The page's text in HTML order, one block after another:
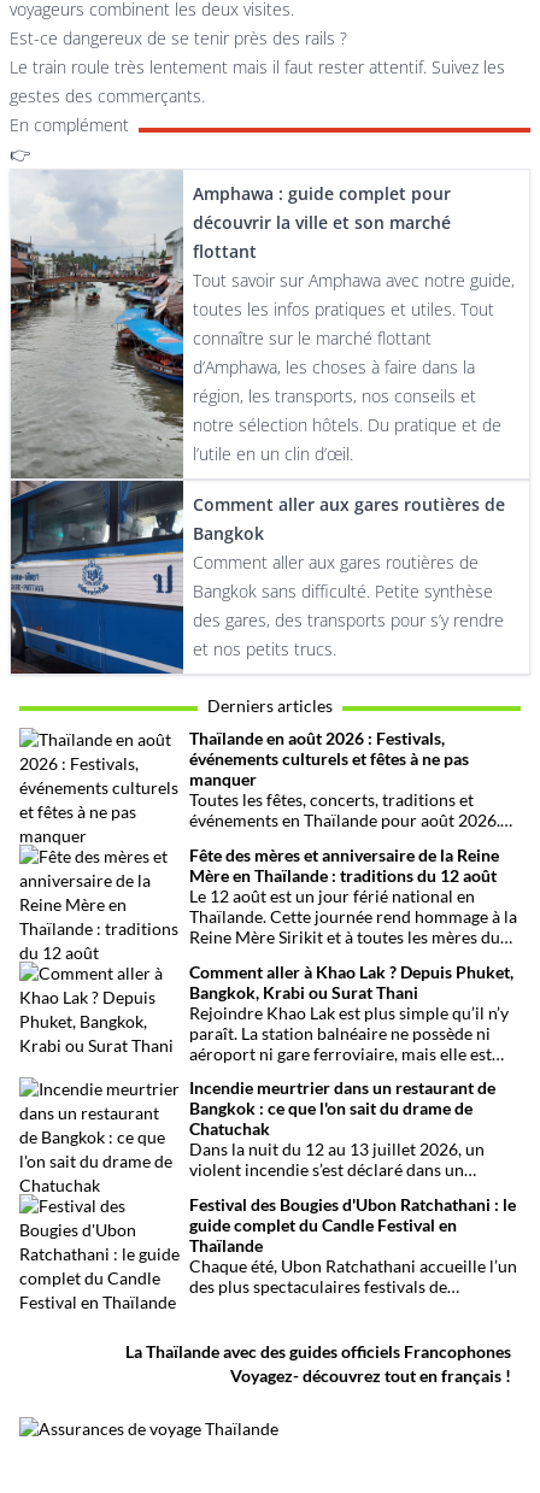
voyageurs combinent les deux visites.
Est-ce dangereux de se tenir près des rails ?
Le train roule très lentement mais il faut rester attentif. Suivez les
gestes des commerçants.
En complément
👉
Amphawa : guide complet pour
découvrir la ville et son marché
flottant
Tout savoir sur Amphawa avec notre guide,
toutes les infos pratiques et utiles. Tout
connaître sur le marché flottant
d’Amphawa, les choses à faire dans la
région, les transports, nos conseils et
notre sélection hôtels. Du pratique et de
l’utile en un clin d’œil.
Comment aller aux gares routières de
Bangkok
Comment aller aux gares routières de
Bangkok sans difficulté. Petite synthèse
des gares, des transports pour s’y rendre
et nos petits trucs.
Derniers articles
Thaïlande en août 2026 : Festivals,
événements culturels et fêtes à ne pas
manquer
Toutes les fêtes, concerts, traditions et
événements en Thaïlande pour août 2026.
organiser son voyage.
Fête des mères et anniversaire de la Reine
Mère en Thaïlande : traditions du 12 août
Le 12 août est un jour férié national en
Thaïlande. Cette journée rend hommage à la
Reine Mère Sirikit et à toutes les mères du
traditions bouddhistes et festivités
populaires dans tout le royaume.
Comment aller à Khao Lak ? Depuis Phuket,
Bangkok, Krabi ou Surat Thani
Rejoindre Khao Lak est plus simple qu’il n’y
paraît. La station balnéaire ne possède ni
aéroport ni gare ferroviaire, mais elle est
international de Phuket, situé à un peu plus
d’une heure de route. Que vous arriviez de
Bangkok, Phuket, Krabi, Surat Thani ou de
Khao Sok, voici toutes les solutions pour
organiser votre trajet dans les meilleures
conditions.
Incendie meurtrier dans un restaurant de
Bangkok : ce que l'on sait du drame de
Chatuchak
Dans la nuit du 12 au 13 juillet 2026, un
violent incendie s’est déclaré dans un
de Chatuchak, à Bangkok. Le bilan
provisoire est particulièrement lourd avec
au moins 27 morts et plusieurs dizaines de
blessés.
Festival des Bougies d'Ubon Ratchathani : le
guide complet du Candle Festival en
Thaïlande
Chaque été, Ubon Ratchathani accueille l’un
des plus spectaculaires festivals de
traditionnelles et des musiques de l’Isan,
célébrant le début du carême bouddhique
dans une atmosphère aussi spirituelle que
La Thaïlande avec des guides officiels Francophones
Voyagez- découvrez tout en français !